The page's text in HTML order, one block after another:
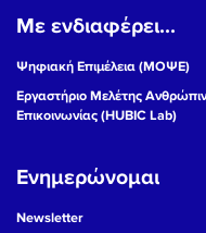
Με ενδιαφέρει...
Ψηφιακή Επιμέλεια (ΜΟΨΕ)
Εργαστήριο Μελέτης
Επικοινωνίας (HUBIC Lab)
Ενημερώνομαι
Newsletter